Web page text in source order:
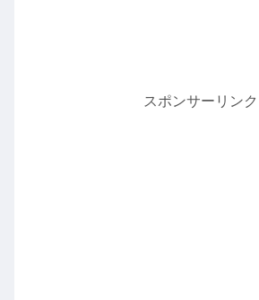
スポンサーリンク